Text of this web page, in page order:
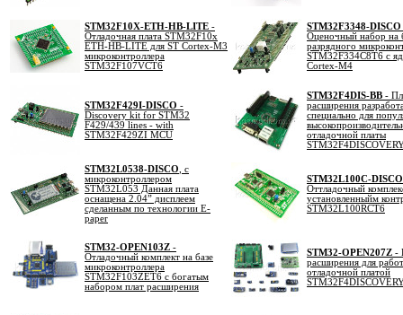
STM32F10X-ETH-HB-LITE -
Отладочная плата STM32F10x
ETH-HB-LITE для ST Cortex-M3
микроконтроллера
STM32F107VCT6
STM32F3348-DISCO
Оценочный набор на
разрядного
STM32F334C8T6 с
Cortex-M4
STM32F429I-DISCO -
Discovery kit for STM32
F429/439 lines - with
STM32F429ZI MCU
STM32F4DIS-BB -
расширения
специально для
отладочной платы
STM32L0538-DISCO , с
микроконтроллером
STM32L053 Данная плата
оснащена 2.04” дисплеем
сделанным по технологии E-
paper
STM32L100C-DISCO
Оттладочный
установленныйм
STM32L100RCT6
STM32-OPEN103Z -
Отладочный комплект на базе
микроконтроллера
STM32F103ZET6 с богатым
набором плат расширения
STM32-OPEN207Z -
расширения для
отладочной платой